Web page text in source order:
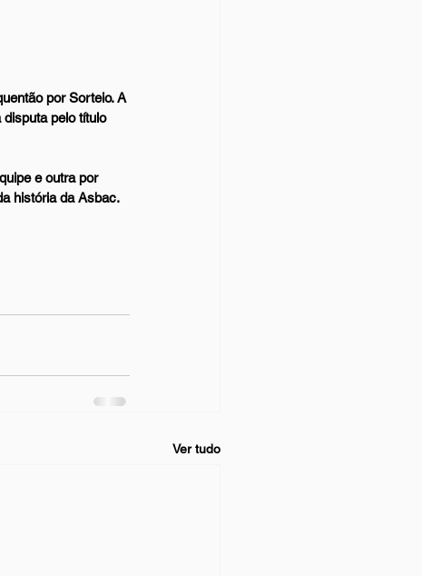
por Sorteio. A
pelo título
e outra por
história da Asbac.
Ver tudo